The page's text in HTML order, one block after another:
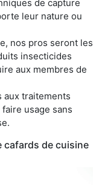
de capture
leur nature ou
nos pros seront les
insecticides
aux membres de
aux traitements
usage sans
cafards de cuisine